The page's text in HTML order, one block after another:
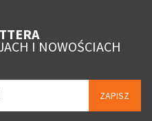
I NOWOŚCIACH
ZAPISZ